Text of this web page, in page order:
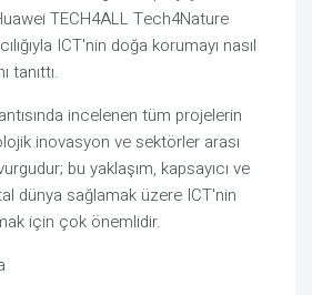
TECH4ALL Tech4Nature
ICT'nin doğa korumayı nasıl
tanıttı.
incelenen tüm projelerin
inovasyon ve sektörler arası
bu yaklaşım, kapsayıcı ve
dünya sağlamak üzere ICT'nin
için çok önemlidir.